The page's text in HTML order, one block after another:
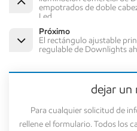
empotrados de doble
Led
Próximo
El rectángulo ajustable
regulable de Downlights
dejar un
Para cualquier solicitud de
rellene el formulario. Todos los